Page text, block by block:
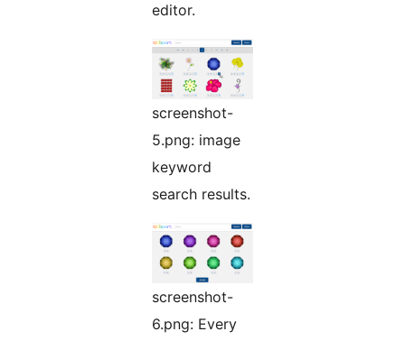
editor.
screenshot-
5.png: image
keyword
search results.
screenshot-
6.png: Every